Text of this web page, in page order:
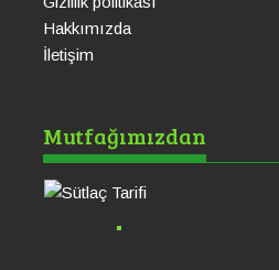
Hakkımızda
İletişim
Mutfağımızdan